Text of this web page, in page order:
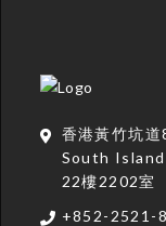
香港黃竹坑道
South
22樓2202室
+852-2521-